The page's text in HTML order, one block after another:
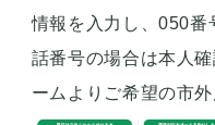
情報を入力し、050番
話番号の場合は本人
ームよりご希望の市外